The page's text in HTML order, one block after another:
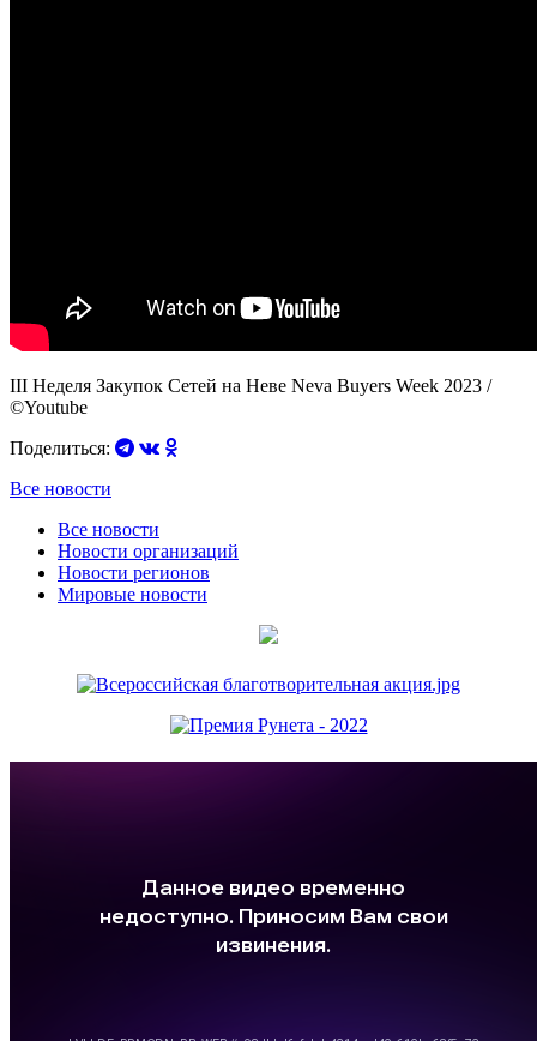
III Неделя Закупок Сетей на Неве Neva Buyers Week 2023 /
©Youtube
Поделиться:
Все новости
Все новости
Новости организаций
Новости регионов
Мировые новости